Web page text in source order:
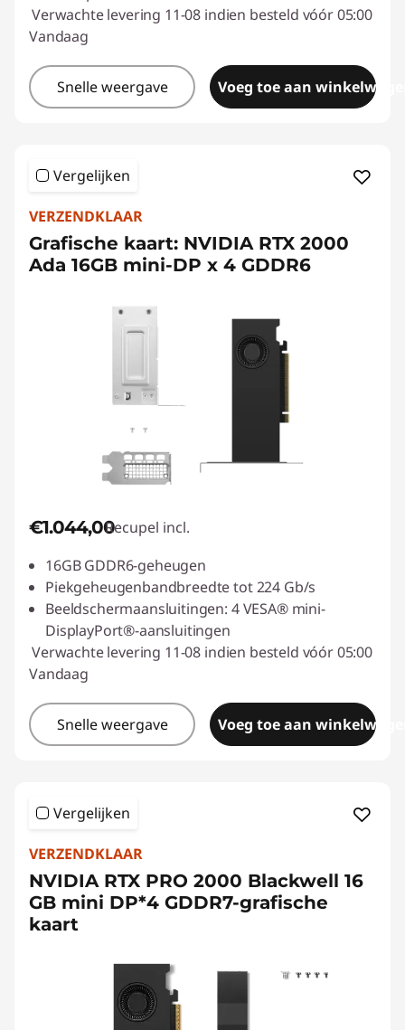
Verwachte levering 11-08 indien besteld vóór 05:00
Vandaag
Snelle weergave Voeg toe aan
Vergelijken
VERZENDKLAAR
Grafische kaart: NVIDIA RTX 2000
Ada 16GB mini-DP x 4 GDDR6
€1.044,00Recupel incl.
16GB GDDR6-geheugen
Piekgeheugenbandbreedte tot 224 Gb/s
Beeldschermaansluitingen: 4 VESA® mini-
DisplayPort®-aansluitingen
Verwachte levering 11-08 indien besteld vóór 05:00
Vandaag
Snelle weergave Voeg toe aan
Vergelijken
VERZENDKLAAR
NVIDIA RTX PRO 2000 Blackwell 16
GB mini DP*4 GDDR7-grafische
kaart